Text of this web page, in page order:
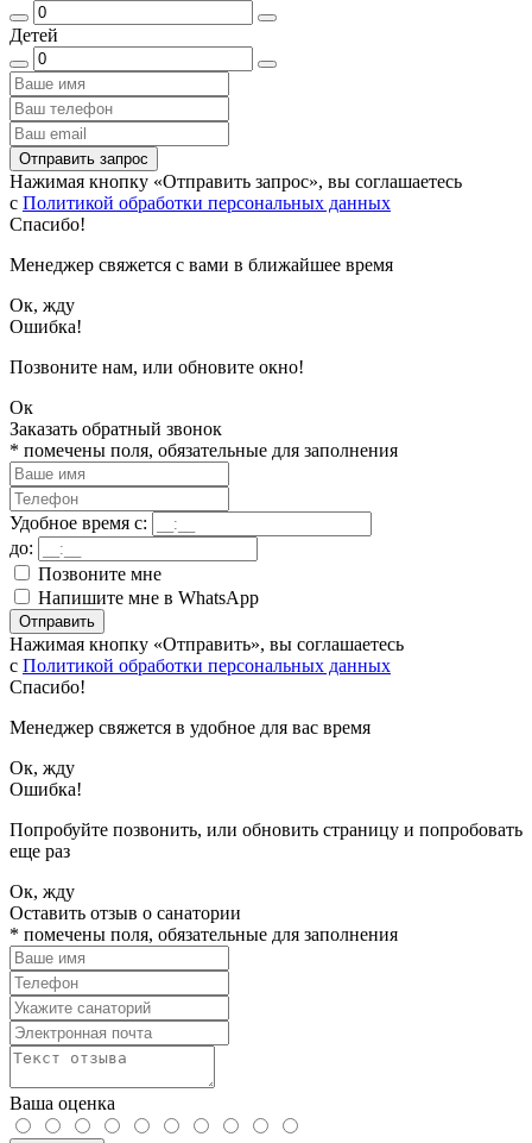
Детей
Отправить запрос
Нажимая кнопку «Отправить запрос», вы соглашаетесь
с Политикой обработки персональных данных
Спасибо!
Менеджер свяжется с вами в ближайшее время
Ок, жду
Ошибка!
Позвоните нам, или обновите окно!
Ок
Заказать обратный звонок
* помечены поля, обязательные для заполнения
Удобное время с:
до:
Позвоните мне
Напишите мне в WhatsApp
Отправить
Нажимая кнопку «Отправить», вы соглашаетесь
с Политикой обработки персональных данных
Спасибо!
Менеджер свяжется в удобное для вас время
Ок, жду
Ошибка!
Попробуйте позвонить, или обновить страницу и попробовать
еще раз
Ок, жду
Оставить отзыв о санатории
* помечены поля, обязательные для заполнения
Ваша оценка